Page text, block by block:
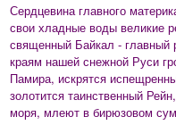
Сердцевина главного
свои хладные воды великие
священный Байкал - главный
краям нашей снежной Руси
Памира, искрятся
золотится таинственный
моря, млеют в бирюзовом